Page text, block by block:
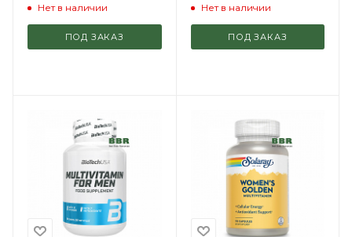
Нет в наличии
ПОД ЗАКАЗ
Нет в наличии
ПОД ЗАКАЗ